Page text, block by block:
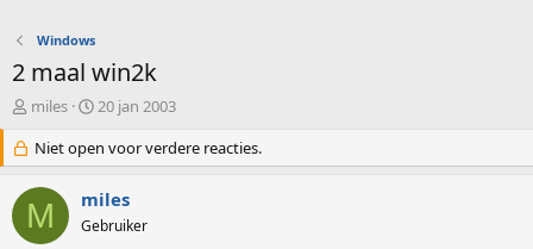
Windows
2 maal win2k
O
d
e
r
w
e
miles
S
a
r
t
d
a
20 jan 2003
Niet open voor verdere reacties.
M miles
Gebruiker